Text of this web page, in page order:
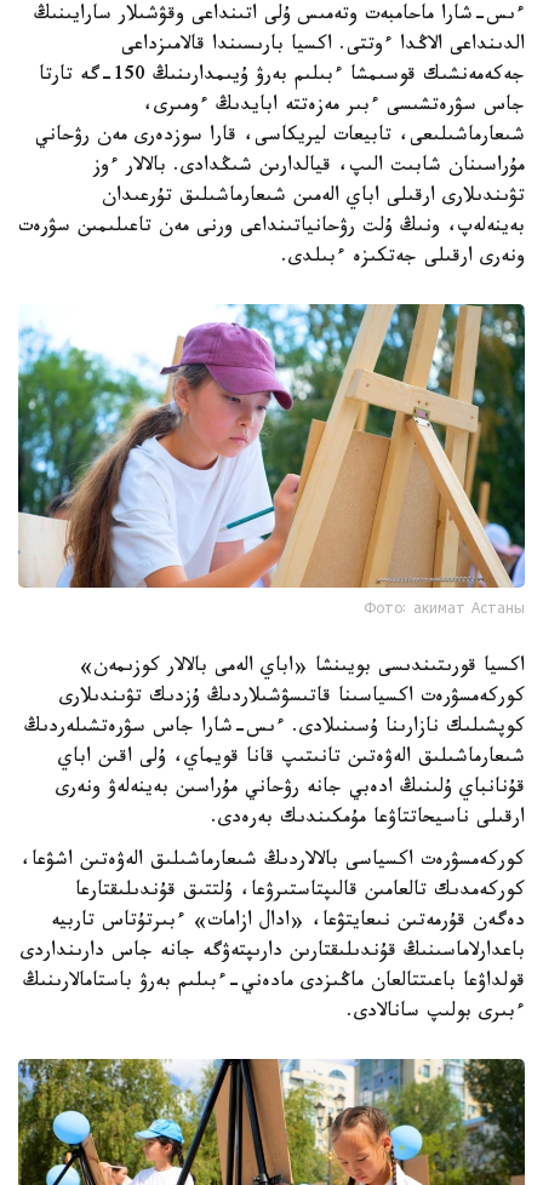
ءىس-شارا ماحامبەت وتەمىس ۇلى اتىنداعى وقۋشىلار سارايىنىڭ
الدىنداعى الاڭدا ءوتتى. اكسيا بارىسىندا قالامىزداعى
جەكەمەنشىك قوسىمشا ءبىلىم بەرۋ ۇيىمدارىنىڭ 150-گە تارتا
جاس سۋرەتشىسى ءبىر مەزەتتە ابايدىڭ ءومىرى،
شىعارماشىلىعى، تابيعات ليريكاسى، قارا سوزدەرى مەن رۋحاني
مۇراسىنان شابىت الىپ، قيالدارىن شىڭدادى. بالالار ءوز
تۋىندىلارى ارقىلى اباي الەمىن شىعارماشىلىق تۇرعىدان
بەينەلەپ، ونىڭ ۇلت رۋحانياتىنداعى ورنى مەن تاعىلىمىن سۋرەت
ونەرى ارقىلى جەتكىزە ءبىلدى.
Фото: акимат Астаны
اكسيا قورىتىندىسى بويىنشا «اباي الەمى بالالار كوزىمەن»
كوركەمسۋرەت اكسياسىنا قاتىسۋشىلاردىڭ ۇزدىك تۋىندىلارى
كوپشىلىك نازارىنا ۇسىنىلادى. ءىس-شارا جاس سۋرەتشىلەردىڭ
شىعارماشىلىق الەۋەتىن تانىتىپ قانا قويماي، ۇلى اقىن اباي
قۇنانباي ۇلىنىڭ ادەبي جانە رۋحاني مۇراسىن بەينەلەۋ ونەرى
ارقىلى ناسيحاتتاۋعا مۇمكىندىك بەرەدى.
كوركەمسۋرەت اكسياسى بالالاردىڭ شىعارماشىلىق الەۋەتىن اشۋعا،
كوركەمدىك تالعامىن قالىپتاستىرۋعا، ۇلتتىق قۇندىلىقتارعا
دەگەن قۇرمەتىن نىعايتۋعا، «ادال ازامات» ءبىرتۇتاس تاربيە
باعدارلاماسىنىڭ قۇندىلىقتارىن دارىپتەۋگە جانە جاس دارىنداردى
قولداۋعا باعىتتالعان ماڭىزدى مادەني-ءبىلىم بەرۋ باستامالارىنىڭ
ءبىرى بولىپ سانالادى.